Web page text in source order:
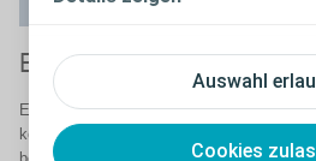
Auswahl
Cookies
Eine innovativer
Es wurde die Kraft eines steifen Rings mit
kombiniert – das ist exakt das, was für